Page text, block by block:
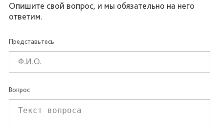
Опишите свой вопрос, и мы обязательно на него
ответим.
Представьтесь
Вопрос